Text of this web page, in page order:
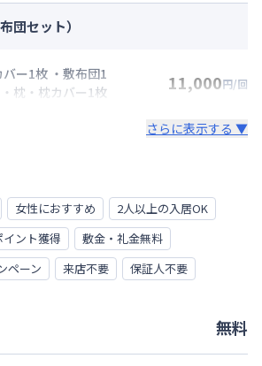
団セット）
ー1枚 ・敷布団1
枕・枕カバー1枚
11,000円/回
さらに表示する ▼
女性におすすめ
2人以上の入居OK
イント獲得
敷金・礼金無料
ペーン 来店不要 保証人不要
無料